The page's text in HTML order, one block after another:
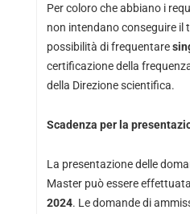
Per coloro che abbiano i
non intendano conseguire il
possibilità di frequentare
certificazione della
della Direzione scientifica.
Scadenza per la
La presentazione delle
Master può essere
2024. Le domande di